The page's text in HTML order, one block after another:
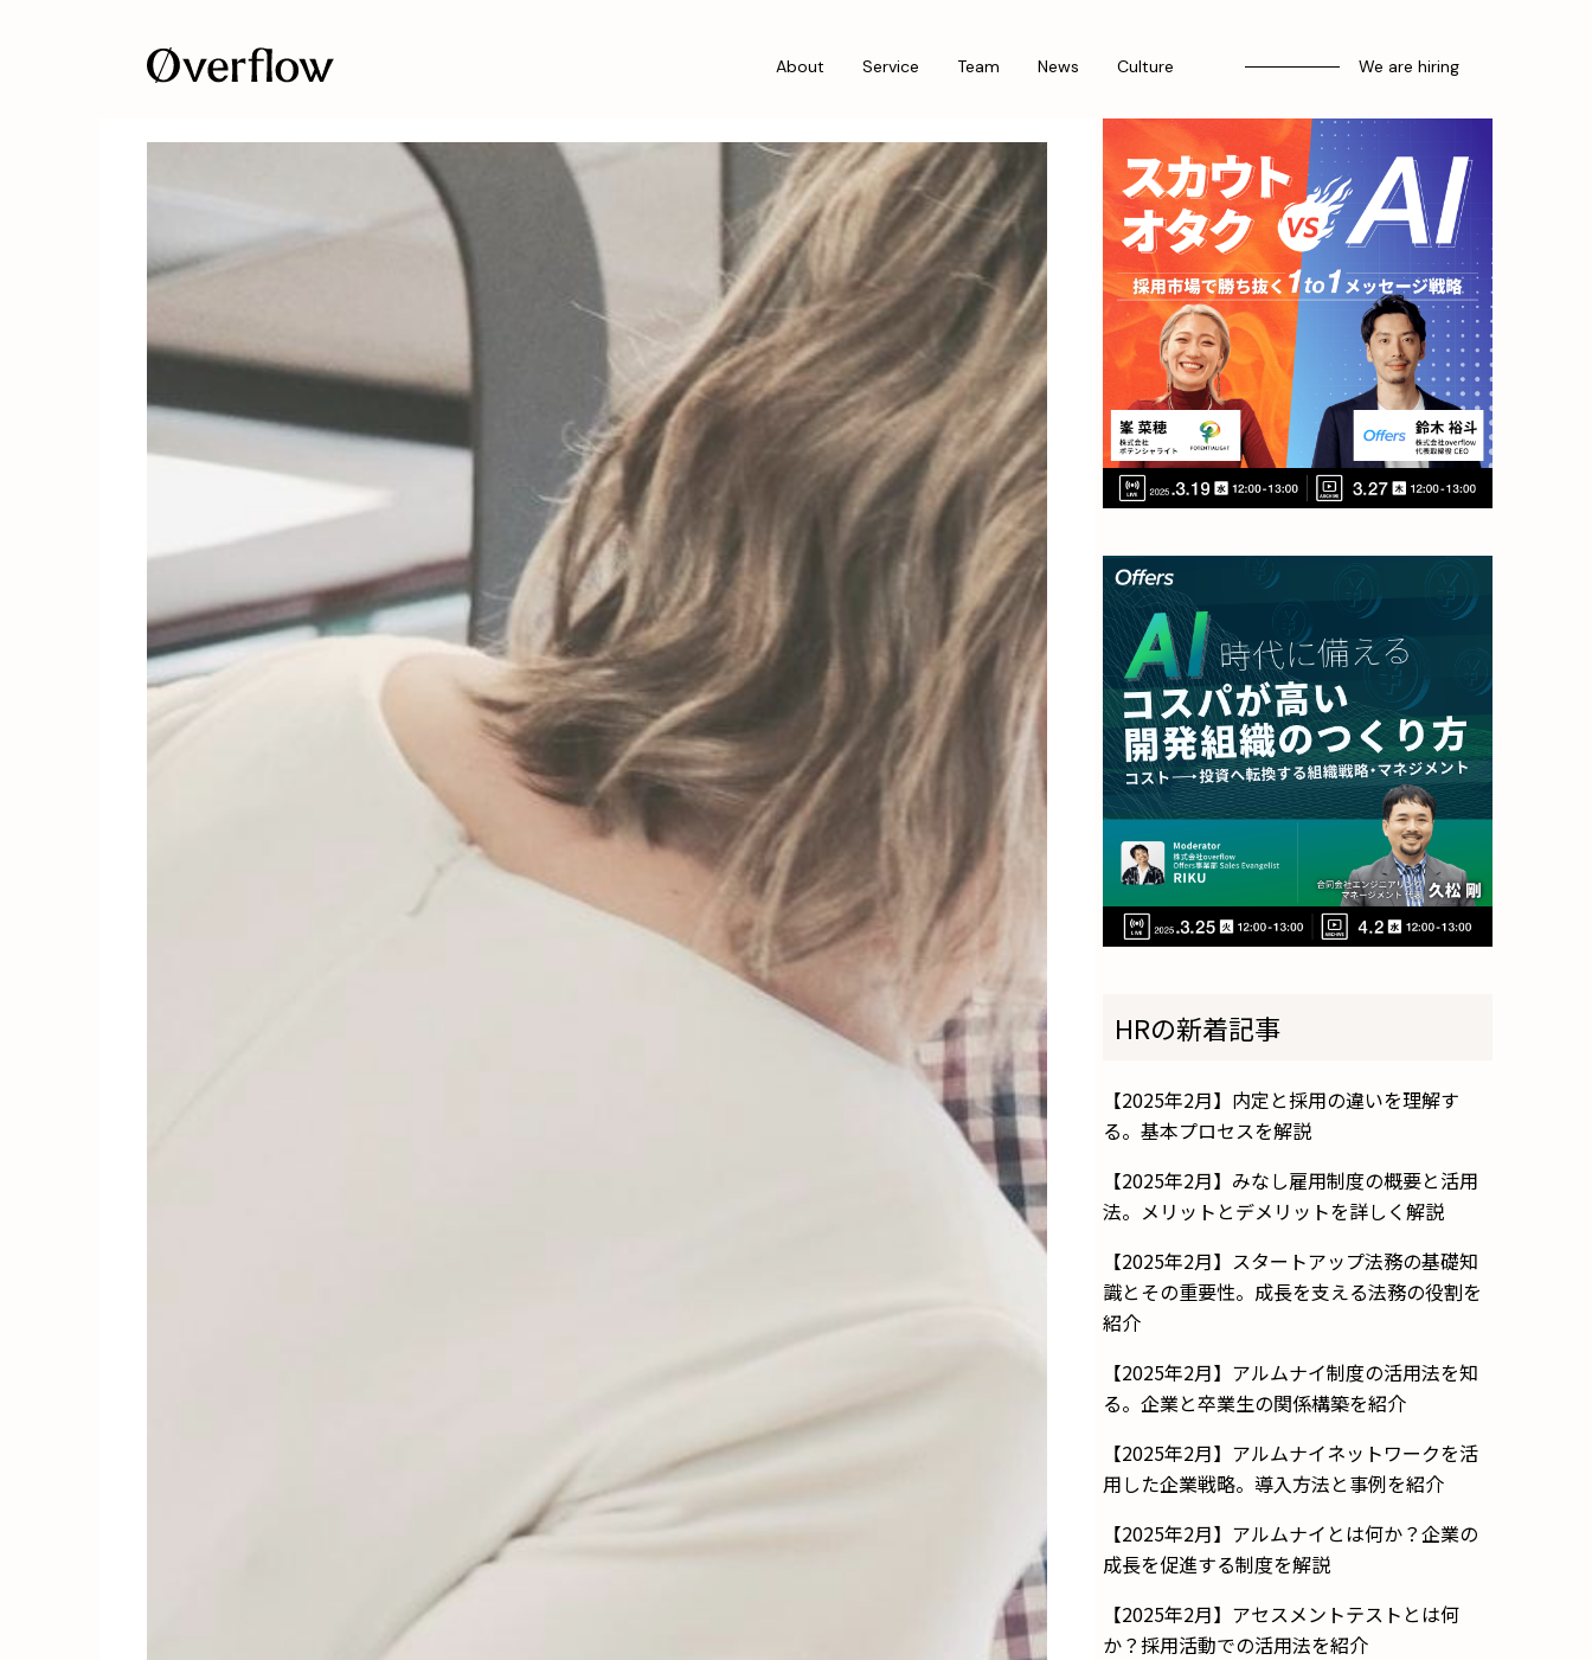
About Service Team News Culture We are hiring
HRの新着記事
【2025年2月】内定と採用の違いを理解す
る。基本プロセスを解説
【2025年2月】みなし雇用制度の概要と活用
法。メリットとデメリットを詳しく解説
【2025年2月】スタートアップ法務の基礎知
識とその重要性。成長を支える法務の役割を
紹介
【2025年2月】アルムナイ制度の活用法を知
る。企業と卒業生の関係構築を紹介
【2025年2月】アルムナイネットワークを活
用した企業戦略。導入方法と事例を紹介
【2025年2月】アルムナイとは何か？企業の
成長を促進する制度を解説
【2025年2月】アセスメントテストとは何
か？採用活動での活用法を紹介